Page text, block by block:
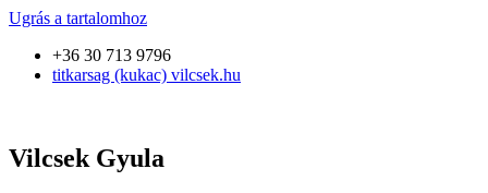
Ugrás a tartalomhoz
+36 30 713 9796
titkarsag (kukac) vilcsek.hu
Vilcsek Gyula